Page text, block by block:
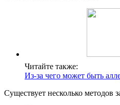
Читайте также:
Из-за чего может быть
Существует несколько методов